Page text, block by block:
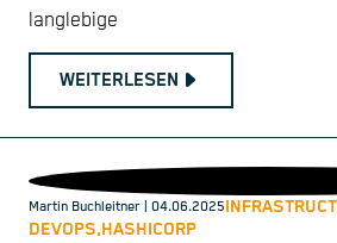
langlebige
WEITERLESEN
Martin Buchleitner | 04.06.2025
DEVOPS,HASHICORP